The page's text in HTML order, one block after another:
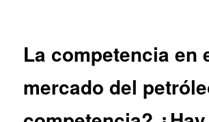
La competencia en
mercado del